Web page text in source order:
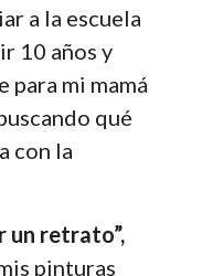
a la escuela
10 años y
para mi mamá
qué
con la
un retrato”,
pinturas